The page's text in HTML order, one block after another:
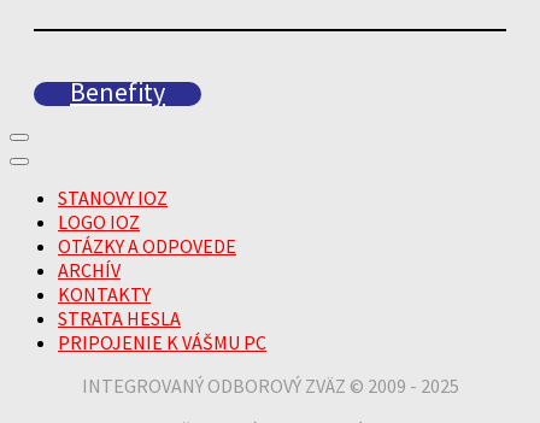
Benefity
STANOVY IOZ
LOGO IOZ
OTÁZKY A ODPOVEDE
ARCHÍV
KONTAKTY
STRATA HESLA
PRIPOJENIE K VÁŠMU PC
INTEGROVANÝ ODBOROVÝ ZVÄZ © 2009 - 2025